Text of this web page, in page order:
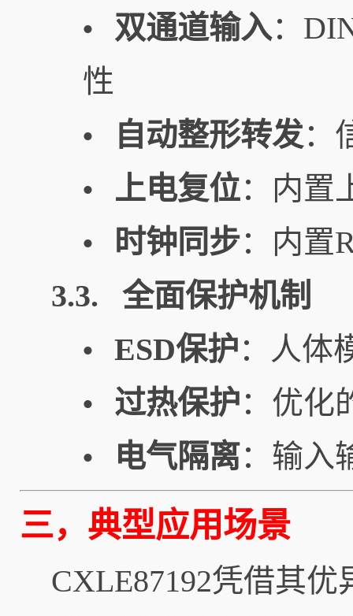
• 双通道输入：
性
• 自动整形转发：
• 上电复位：内置
• 时钟同步：内置
3.3. 全面保护机制
• ESD保护：人体
• 过热保护：优化
• 电气隔离：输入
三，典型应用场景
CXLE87192凭借其